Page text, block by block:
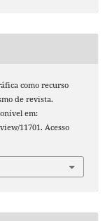
como recurso
de revista.
em:
11701. Acesso